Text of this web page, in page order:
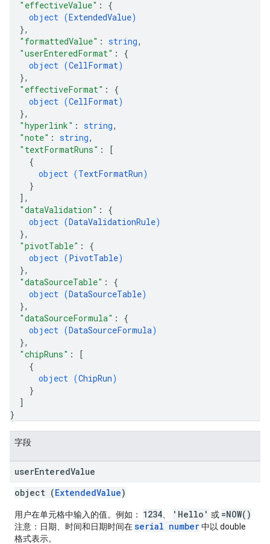
"effectiveValue" : {
object (ExtendedValue)
},
"formattedValue" : string,
"userEnteredFormat" : {
object (CellFormat)
},
"effectiveFormat" : {
object (CellFormat)
},
"hyperlink" : string,
"note" : string,
"textFormatRuns" :
[
{
object (TextFormatRun)
}
] ,
"dataValidation" : {
object (DataValidationRule)
},
"pivotTable" : {
object (PivotTable)
},
"dataSourceTable" : {
object (DataSourceTable)
},
"dataSourceFormula" : {
object (DataSourceFormula)
},
"chipRuns" :
[
{
object (ChipRun)
}
]
}
字段
userEnteredValue
object (ExtendedValue)
用户在单元格中输入的值。例如： 1234 'Hello' 或 =NOW()
注意：日期、时间和日期时间在serial number中以 double
格式表示。